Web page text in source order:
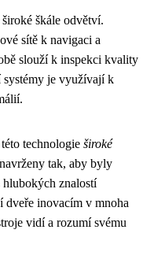
škále odvětví.
sítě k navigaci a
slouží k inspekci kvality
systémy je využívají k
technologie široké
tak, aby byly
hlubokých znalostí
inovacím v mnoha
vidí a rozumí svému